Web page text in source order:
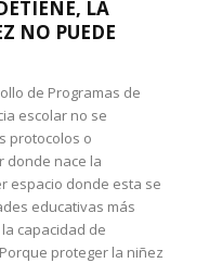
LA
NO PUEDE
de Programas de
escolar no se
protocolos o
donde nace la
espacio donde esta se
educativas más
capacidad de
proteger la niñez